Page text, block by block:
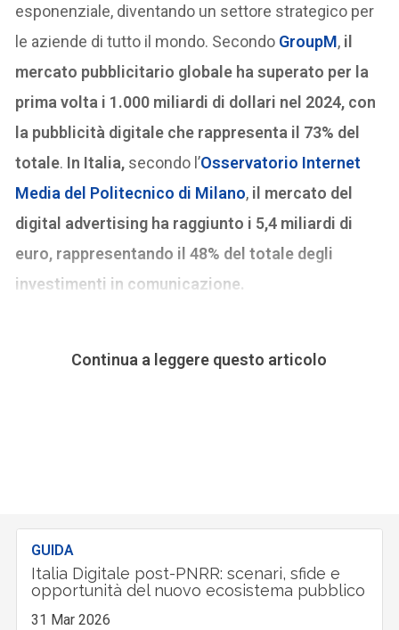
esponenziale, diventando un settore strategico per
le aziende di tutto il mondo. Secondo GroupM, il
mercato pubblicitario globale ha superato per la
prima volta i 1.000 miliardi di dollari nel 2024, con
la pubblicità digitale che rappresenta il 73% del
totale. In Italia, secondo l’Osservatorio Internet
Media del Politecnico di Milano, il mercato del
digital advertising ha raggiunto i 5,4 miliardi di
euro, rappresentando il 48% del totale degli
investimenti in comunicazione.
Continua a leggere questo articolo
GUIDA
Italia Digitale post-PNRR: scenari, sfide e
opportunità del nuovo ecosistema pubblico
31 Mar 2026